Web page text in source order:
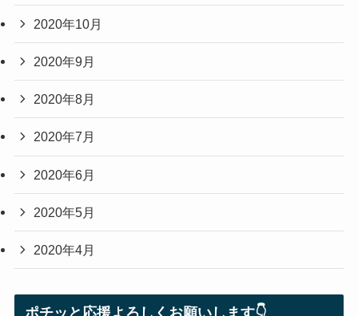
2020年10月
2020年9月
2020年8月
2020年7月
2020年6月
2020年5月
2020年4月